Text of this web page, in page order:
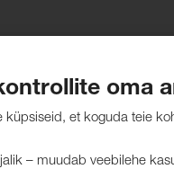
Hooldusjuhised
oma
küpsiseid, et koguda teie
– muudab veebilehe